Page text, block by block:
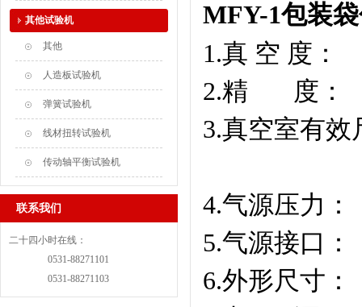
MFY-1包装
1.真 空 度
2.精
度：
3.真空室有效
4.气源压力
5.气源接口
6.外形尺寸
其他试验机
其他
人造板试验机
弹簧试验机
线材扭转试验机
传动轴平衡试验机
联系我们
二十四小时在线：
0531-88271101
0531-88271103